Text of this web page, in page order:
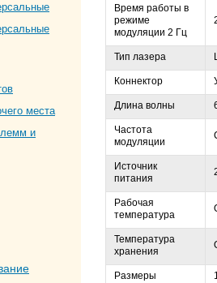
места
и
Время работы в
режиме
модуляции 2 Гц
Тип лазера
Коннектор
Длина волны
Частота
модуляции
Источник
питания
Рабочая
температура
Температура
хранения
Размеры